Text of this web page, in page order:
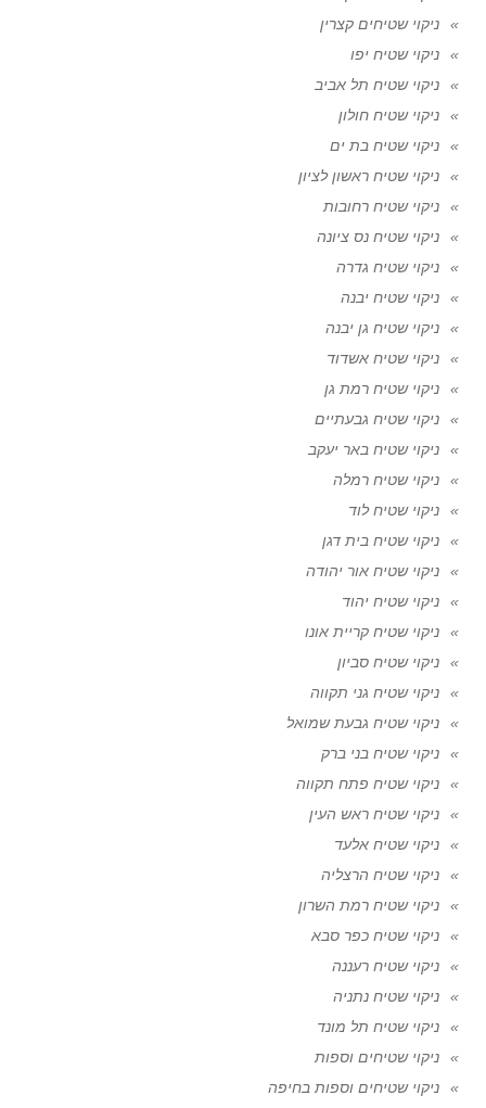
ניקוי שטיחים קצרין
ניקוי שטיח יפו
ניקוי שטיח תל אביב
ניקוי שטיח חולון
ניקוי שטיח בת ים
ניקוי שטיח ראשון לציון
ניקוי שטיח רחובות
ניקוי שטיח נס ציונה
ניקוי שטיח גדרה
ניקוי שטיח יבנה
ניקוי שטיח גן יבנה
ניקוי שטיח אשדוד
ניקוי שטיח רמת גן
ניקוי שטיח גבעתיים
ניקוי שטיח באר יעקב
ניקוי שטיח רמלה
ניקוי שטיח לוד
ניקוי שטיח בית דגן
ניקוי שטיח אור יהודה
ניקוי שטיח יהוד
ניקוי שטיח קריית אונו
ניקוי שטיח סביון
ניקוי שטיח גני תקווה
ניקוי שטיח גבעת שמואל
ניקוי שטיח בני ברק
ניקוי שטיח פתח תקווה
ניקוי שטיח ראש העין
ניקוי שטיח אלעד
ניקוי שטיח הרצליה
ניקוי שטיח רמת השרון
ניקוי שטיח כפר סבא
ניקוי שטיח רעננה
ניקוי שטיח נתניה
ניקוי שטיח תל מונד
ניקוי שטיחים וספות
ניקוי שטיחים וספות בחיפה